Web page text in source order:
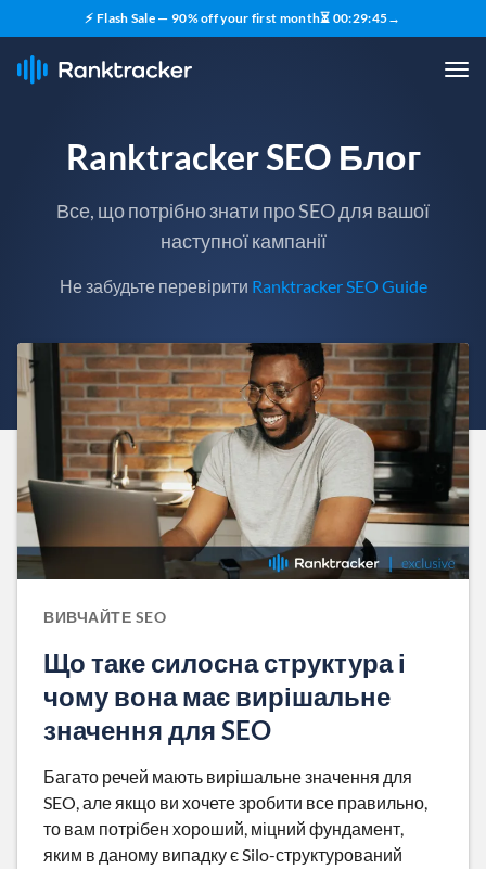
⚡ Flash Sale — 90% off your first month⏳ 00:29:43→
Ranktracker SEO Блог
Все, що потрібно знати про SEO для вашої
наступної кампанії
Не забудьте перевірити Ranktracker SEO Guide
ВИВЧАЙТЕ SEO
Що таке силосна структура і
чому вона має вирішальне
значення для SEO
Багато речей мають вирішальне значення для
SEO, але якщо ви хочете зробити все правильно,
то вам потрібен хороший, міцний фундамент,
яким в даному випадку є Silo-структурований